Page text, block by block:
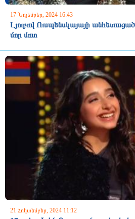
17 Նոյեմբեր, 2024 16:43
Լյուբով Ուսպենսկայայի
մոր մոտ
21 Հոկտեմբեր, 2024 11:12